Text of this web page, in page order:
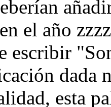
el año
escribir
dada
esta